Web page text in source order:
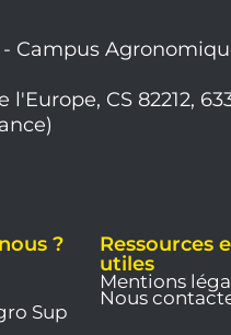
Campus
l'Europe, CS 82212,
?
Sup
Ressources
utiles
Mentions
Nous